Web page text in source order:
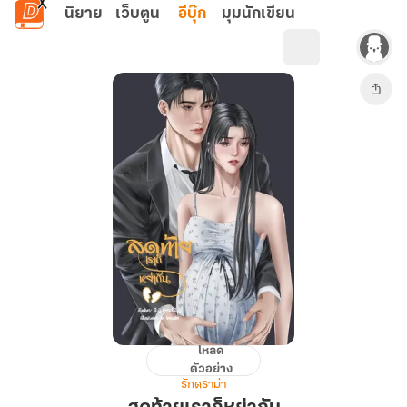
ข้ามไปยังเนื้อหาหลัก
นิยาย เว็บตูน อีบุ๊ก มุมนักเขียน
สุดท้าย
โหลด
ตัวอย่าง
รักดราม่า